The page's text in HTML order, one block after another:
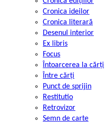
Cronica ideilor
Cronica literară
Desenul interior
Ex libris
Focus
Întoarcerea la cărți
Între cărți
Punct de sprijin
Restitutio
Retrovizor
Semn de carte